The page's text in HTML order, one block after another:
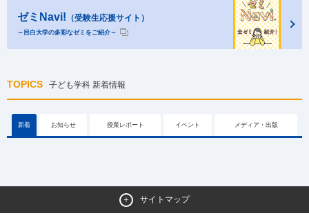
ゼミNavi! （受験生応援サイト）
～目白大学の多彩なゼミをご紹介～
TOPICS 子ども学科 新着情報
新着 お知らせ 授業レポート イベント メディア・出版
サイトマップ